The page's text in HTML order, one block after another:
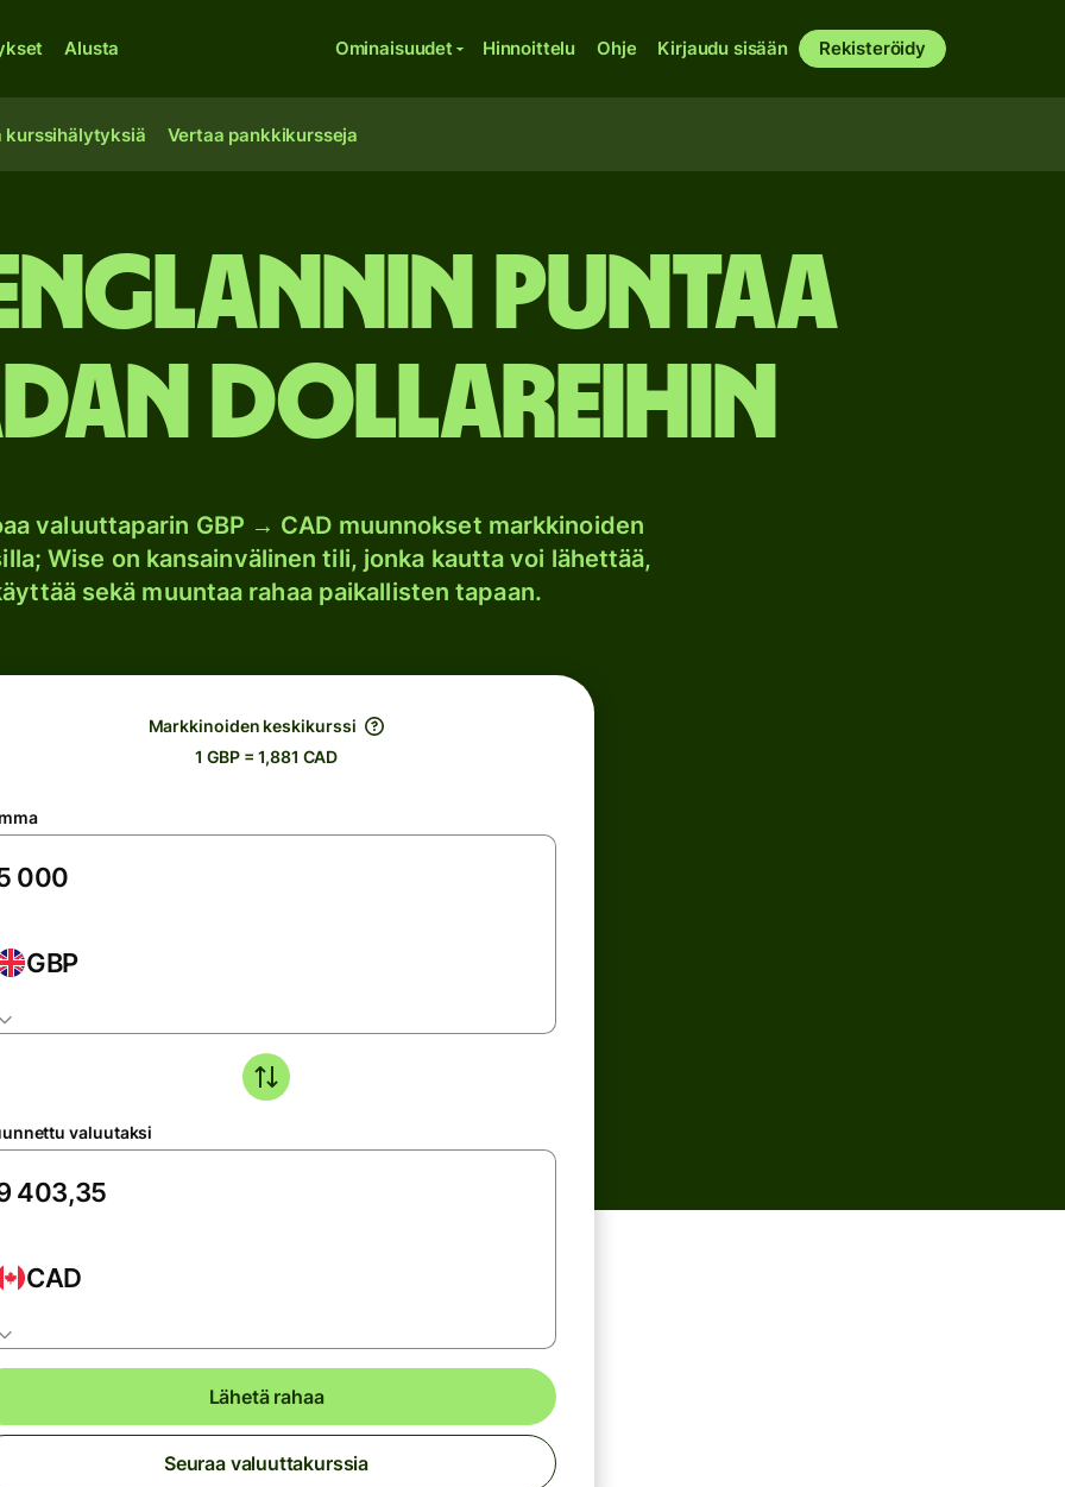
Alusta Ominaisuudet Hinnoittelu Ohje Kirjaudu sisään Rekisteröidy
kurssihälytyksiä Vertaa pankkikursseja
puntaa
dollareihin
valuuttaparin GBP → CAD muunnokset markkinoiden
Wise on kansainvälinen tili, jonka kautta voi lähettää,
sekä muuntaa rahaa paikallisten tapaan.
Markkinoiden keskikurssi
1 GBP = 1,881 CAD
GBP
valuutaksi
CAD
Lähetä rahaa
Seuraa valuuttakurssia